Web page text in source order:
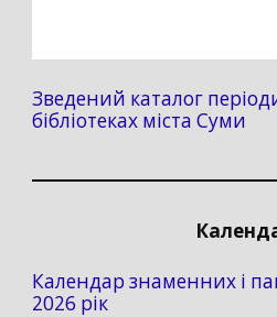
Зведений каталог
бібліотеках міста Суми
Календар знаменних і
2026 рік